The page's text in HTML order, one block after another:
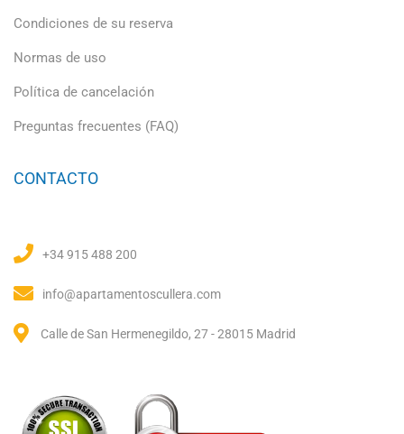
Condiciones de su reserva
Normas de uso
Política de cancelación
Preguntas frecuentes (FAQ)
CONTACTO
+34 915 488 200
info@apartamentoscullera.com
Calle de San Hermenegildo, 27 - 28015 Madrid